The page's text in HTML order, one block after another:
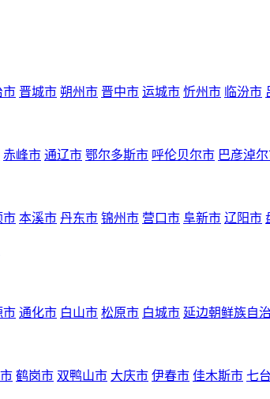
市 晋城市 朔州市 晋中市 运城市 忻州市 临汾市
赤峰市 通辽市 鄂尔多斯市 呼伦贝尔市 巴彦淖
市 本溪市 丹东市 锦州市 营口市 阜新市 辽阳市
市 通化市 白山市 松原市 白城市 延边朝鲜族自
鹤岗市 双鸭山市 大庆市 伊春市 佳木斯市 七